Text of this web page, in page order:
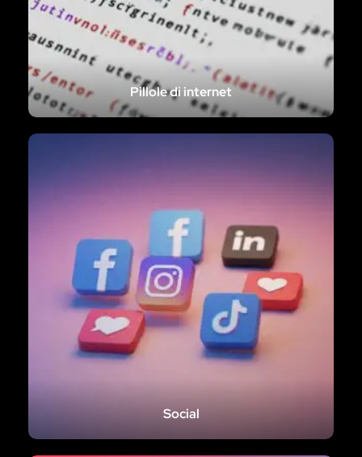
Pillole di internet
Social